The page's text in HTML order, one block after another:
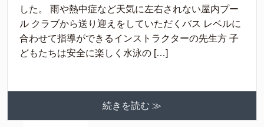
した。 雨や熱中症など天気に左右されない屋内プー
ル クラブから送り迎えをしていただくバス レベルに
合わせて指導ができるインストラクターの先生方 子
どもたちは安全に楽しく水泳の […]
続きを読む ≫